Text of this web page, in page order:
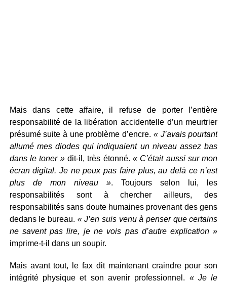
Mais dans cette affaire, il refuse de porter l’entière
responsabilité de la libération accidentelle d’un meurtrier
présumé suite à une problème d’encre. « J’avais pourtant
allumé mes diodes qui indiquaient un niveau assez bas
dans le toner »dit-il, très étonné. « C’était aussi sur mon
écran digital. Je ne peux pas faire plus, au delà ce n’est
plus de mon niveau ». Toujours selon lui, les
responsabilités sont à chercher ailleurs, des
responsabilités sans doute humaines provenant des gens
dedans le bureau. « J’en suis venu à penser que certains
ne savent pas lire, je ne vois pas d’autre explication »
imprime-t-il dans un soupir.
Mais avant tout, le fax dit maintenant craindre pour son
intégrité physique et son avenir professionnel. « Je le